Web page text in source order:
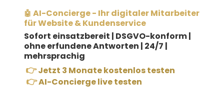
🤖 AI-Concierge - Ihr digitaler Mitarbeiter
für Website & Kundenservice
Sofort einsatzbereit | DSGVO-konform |
ohne erfundene Antworten | 24/7 |
mehrsprachig
👉Jetzt 3 Monate kostenlos testen
👉AI-Concierge live testen